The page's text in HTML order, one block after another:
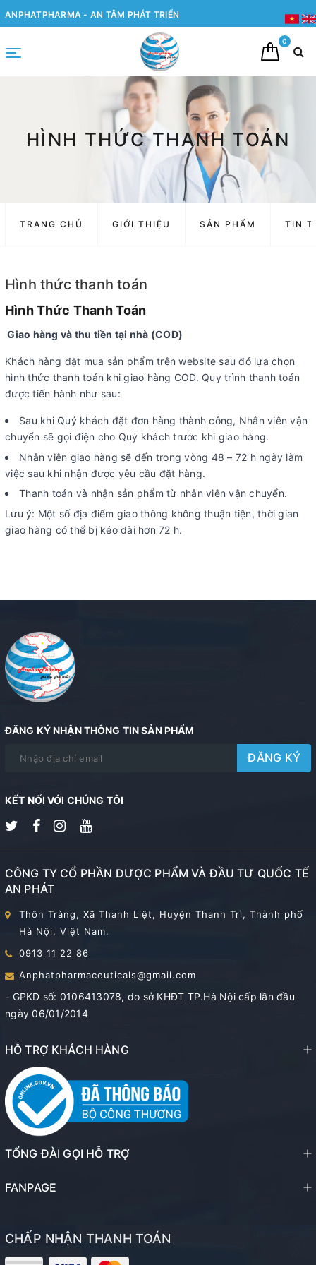
ANPHATPHARMA - AN TÂM PHÁT TRIỂN
0
HÌNH THỨC THANH TOÁN
TRANG CHỦ GIỚI THIỆU SẢN PHẨM TIN
Hình thức thanh toán
Hình Thức Thanh Toán
Giao hàng và thu tiền tại nhà (COD)
Khách hàng đặt mua sản phẩm trên website sau đó lựa chọn
hình thức thanh toán khi giao hàng COD. Quy trình thanh toán
được tiến hành như sau:
Sau khi Quý khách đặt đơn hàng thành công, Nhân viên vận
chuyển sẽ gọi điện cho Quý khách trước khi giao hàng.
Nhân viên giao hàng sẽ đến trong vòng 48 – 72 h ngày làm
việc sau khi nhận được yêu cầu đặt hàng.
Thanh toán và nhận sản phẩm từ nhân viên vận chuyển.
Lưu ý: Một số địa điểm giao thông không thuận tiện, thời gian
giao hàng có thể bị kéo dài hơn 72 h.
ĐĂNG KÝ NHẬN THÔNG TIN SẢN PHẨM
ĐĂNG KÝ
KẾT NỐI VỚI CHÚNG TÔI
CÔNG TY CỔ PHẦN DƯỢC PHẨM VÀ ĐẦU TƯ QUỐC TẾ
AN PHÁT
Thôn Tràng, Xã Thanh Liệt, Huyện Thanh Trì, Thành phố
Hà Nội, Việt Nam.
0913 11 22 86
Anphatpharmaceuticals@gmail.com
- GPKD số: 0106413078, do sở KHĐT TP.Hà Nội cấp lần đầu
ngày 06/01/2014
HỖ TRỢ KHÁCH HÀNG
TỔNG ĐÀI GỌI HỖ TRỢ
FANPAGE
CHẤP NHẬN THANH TOÁN